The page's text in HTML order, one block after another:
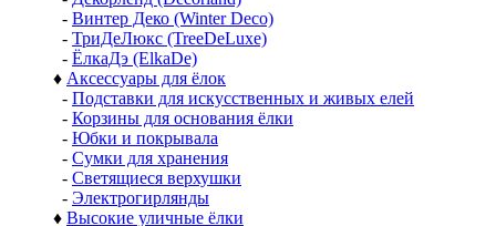
- Винтер Деко (Winter Deco)
- ТриДеЛюкс (TreeDeLuxe)
- ЁлкаДэ (ElkaDe)
♦ Аксессуары для ёлок
- Подставки для искусственных и живых елей
- Корзины для основания ёлки
- Юбки и покрывала
- Сумки для хранения
- Светящиеся верхушки
- Электрогирлянды
♦ Высокие уличные ёлки